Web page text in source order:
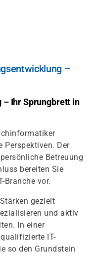
–
Ihr Sprungbrett in
Perspektiven. Der
Betreuung
bereiten Sie
Branche vor.
gezielt
und aktiv
In einer
IT-
so den Grundstein